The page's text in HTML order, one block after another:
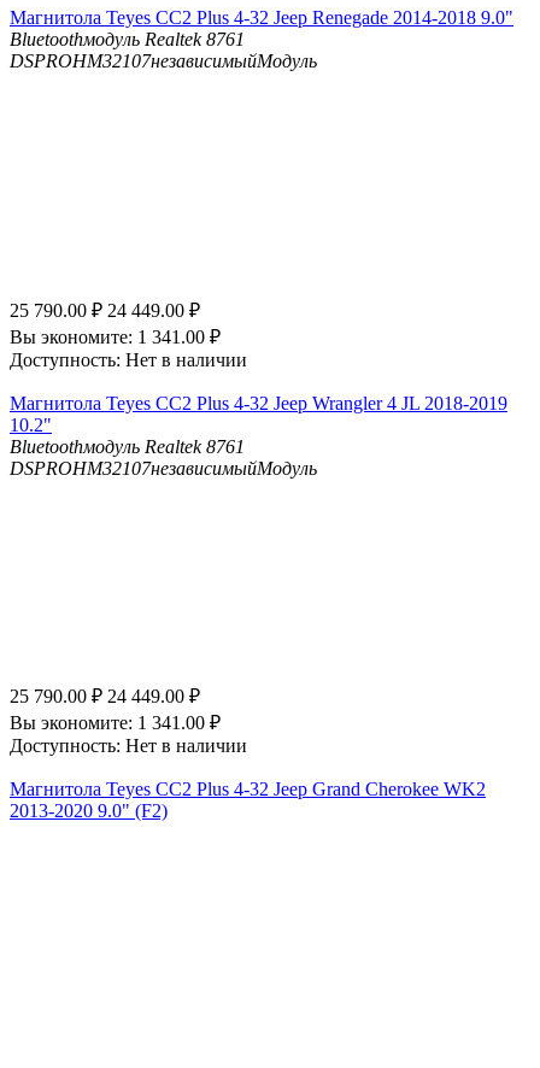
Магнитола Teyes CC2 Plus 4-32 Jeep Renegade 2014-2018 9.0"
Bluetoothмодуль Realtek 8761
DSPROHM32107независимыйМодуль
25 790.00 ₽ 24 449.00 ₽
Вы экономите: 1 341.00 ₽
Доступность: Нет в наличии
Магнитола Teyes CC2 Plus 4-32 Jeep Wrangler 4 JL 2018-2019
10.2"
Bluetoothмодуль Realtek 8761
DSPROHM32107независимыйМодуль
25 790.00 ₽ 24 449.00 ₽
Вы экономите: 1 341.00 ₽
Доступность: Нет в наличии
Магнитола Teyes CC2 Plus 4-32 Jeep Grand Cherokee WK2
2013-2020 9.0" (F2)